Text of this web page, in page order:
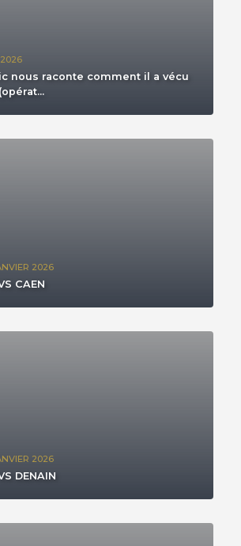
nous raconte comment il a vécu
2026
CAEN
2026
DENAIN